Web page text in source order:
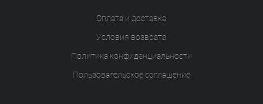
Оплата и доставка
Условия возврата
Политика конфиденциальности
Пользовательское соглашение